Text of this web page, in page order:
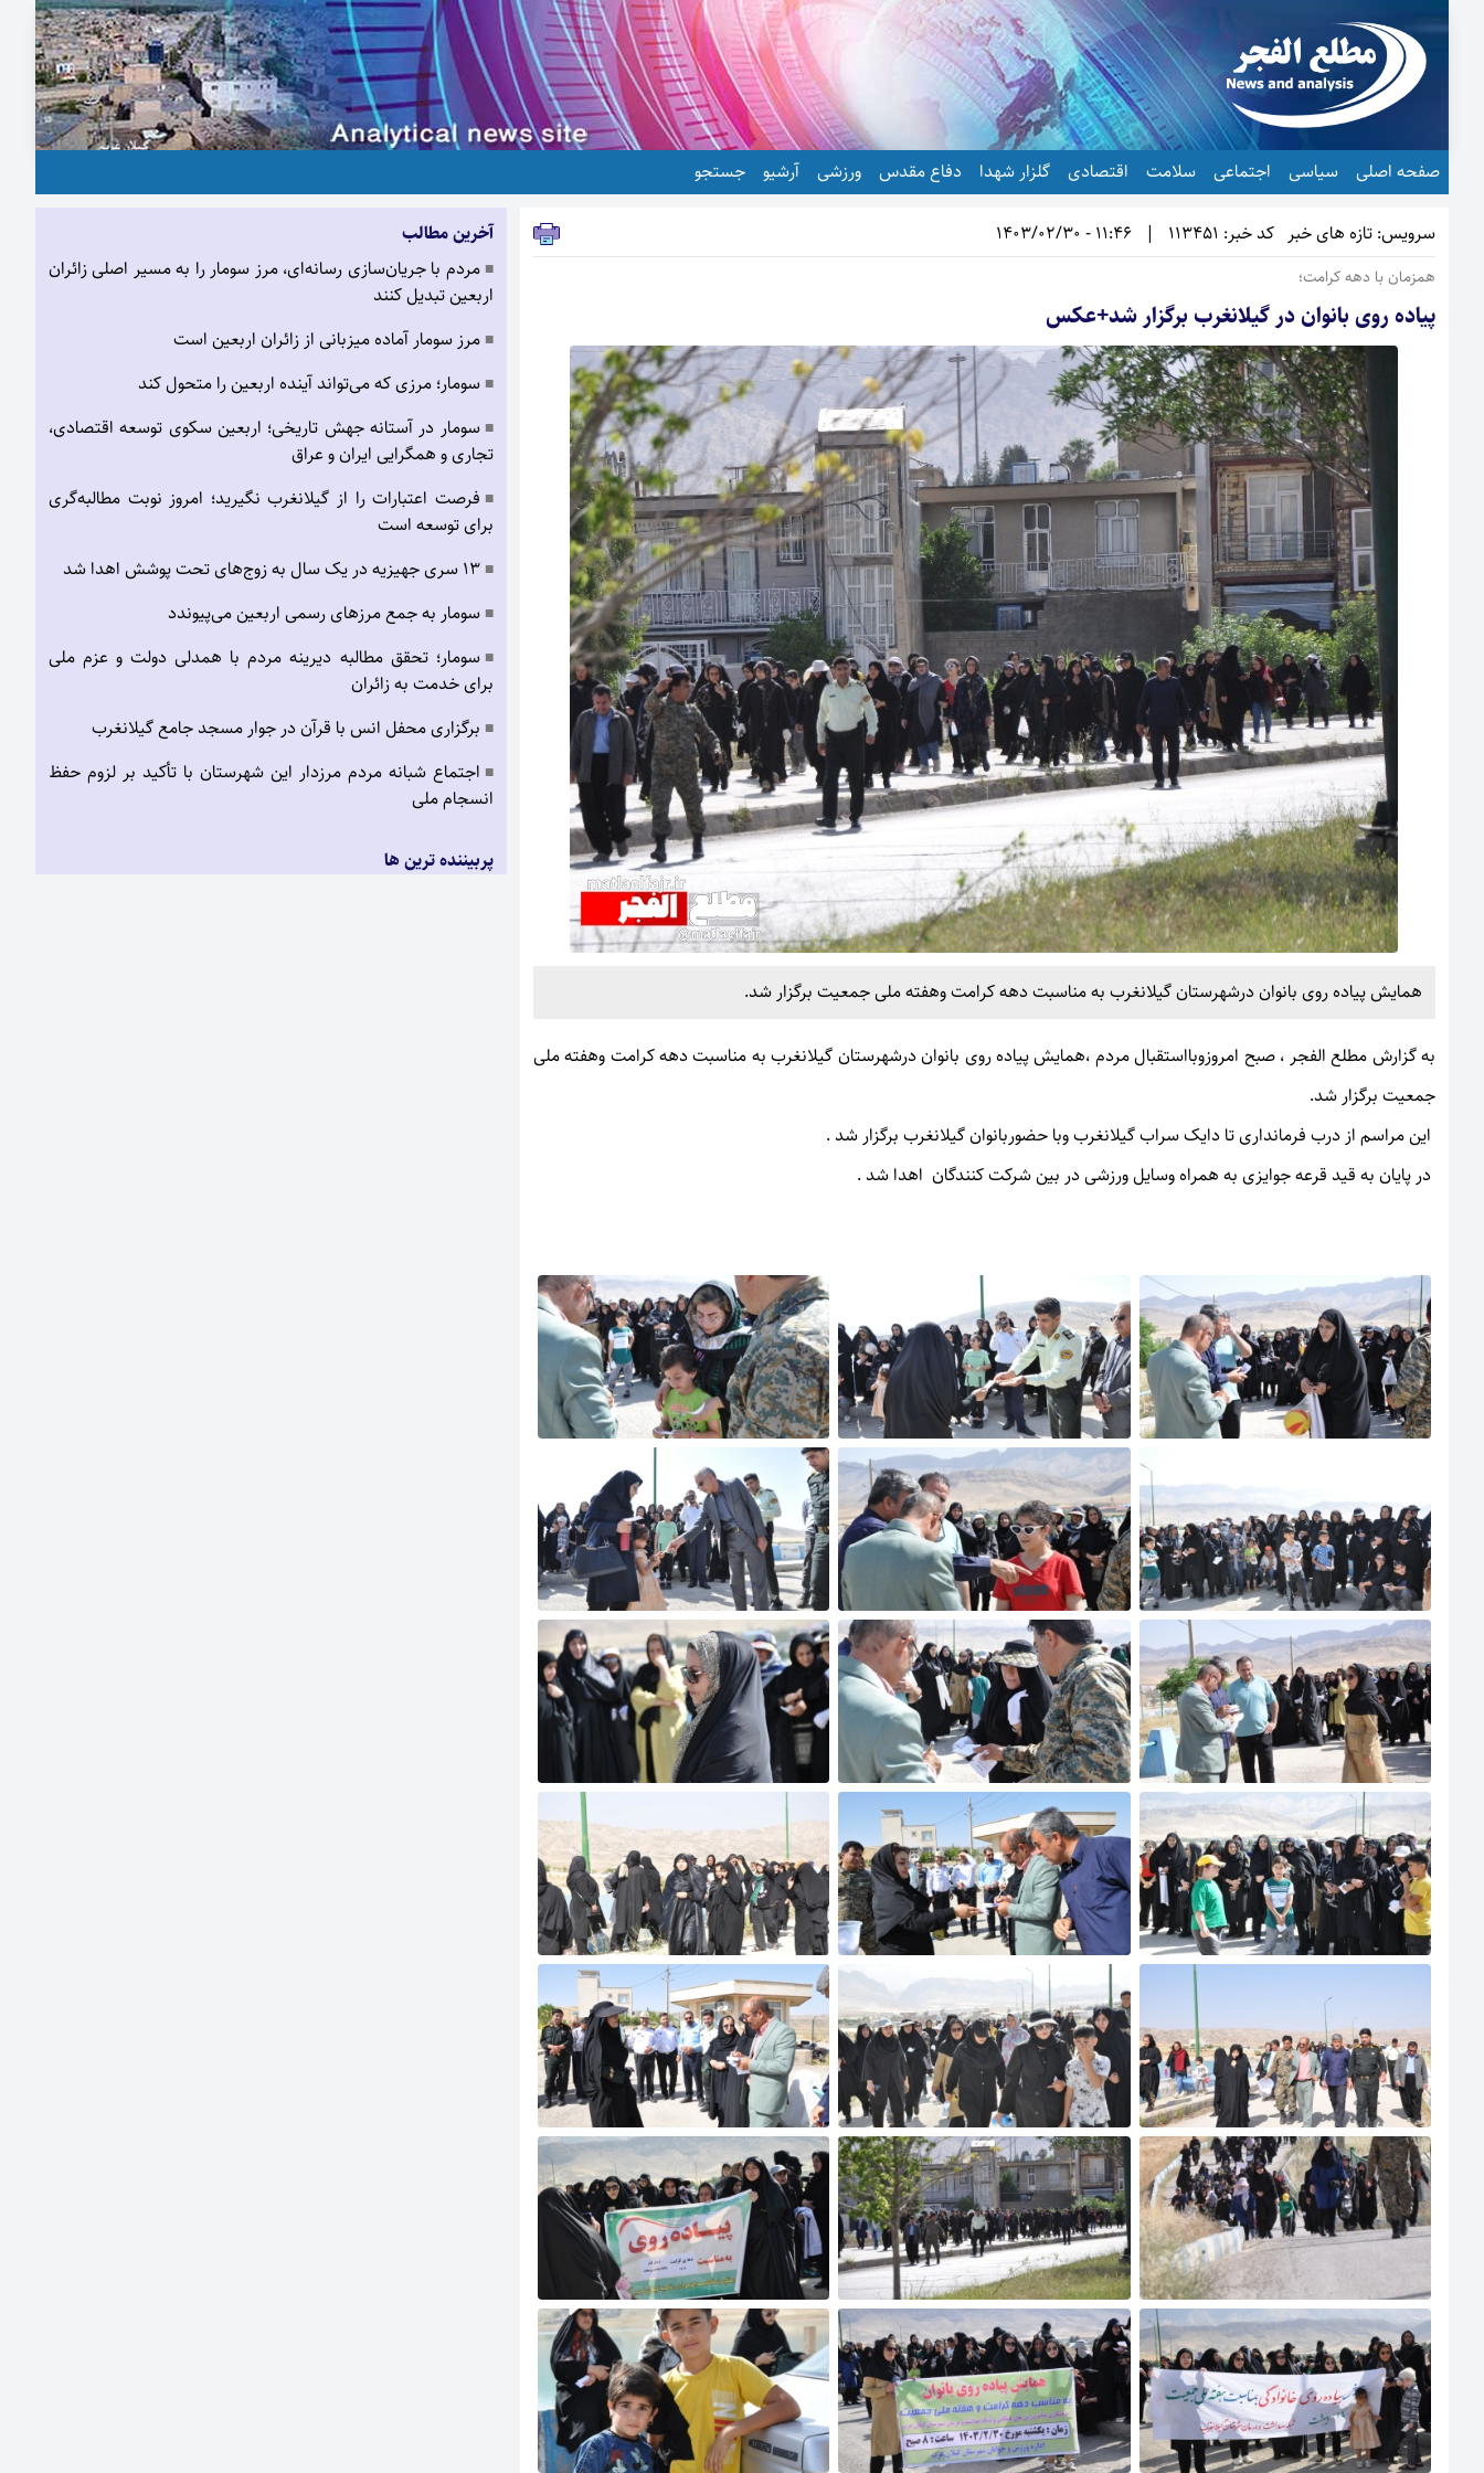
صفحه اصلی سیاسی اجتماعی سلامت اقتصادی گلزار شهدا دفاع مقدس ورزشی آرشیو جستجو
سرویس: تازه های خبر کد خبر: 113451 |
11:46 - 1403/02/30
همزمان با دهه کرامت؛
پیاده روی بانوان در گیلانغرب برگزار شد+عکس
همایش پیاده روی بانوان درشهرستان گیلانغرب به مناسبت دهه کرامت وهفته ملی جمعیت برگزار شد.
به گزارش مطلع الفجر ، صبح امروزوبااستقبال مردم ،همایش پیاده روی بانوان درشهرستان گیلانغرب به مناسبت دهه کرامت وهفته ملی
جمعیت برگزار شد.
این مراسم از درب فرمانداری تا دایک سراب گیلانغرب وبا حضوربانوان گیلانغرب برگزار شد .
در پایان به قید قرعه جوایزی به همراه وسایل ورزشی در بین شرکت کنندگان اهدا شد .
آخرین مطالب
■ مردم با جریان‌سازی رسانه‌ای، مرز سومار را به مسیر اصلی زائران
اربعین تبدیل کنند
■ مرز سومار آماده میزبانی از زائران اربعین است
■ سومار؛ مرزی که می‌تواند آینده اربعین را متحول کند
■ سومار در آستانه جهش تاریخی؛ اربعین سکوی توسعه اقتصادی،
تجاری و همگرایی ایران و عراق
■ فرصت اعتبارات را از گیلانغرب نگیرید؛ امروز نوبت مطالبه‌گری
برای توسعه است
■ ۱۳ سری جهیزیه در یک سال به زوج‌های تحت پوشش اهدا شد
■ سومار به جمع مرزهای رسمی اربعین می‌پیوندد
■ سومار؛ تحقق مطالبه دیرینه مردم با همدلی دولت و عزم ملی
برای خدمت به زائران
■ برگزاری محفل انس با قرآن در جوار مسجد جامع گیلانغرب
■ اجتماع شبانه مردم مرزدار این شهرستان با تأکید بر لزوم حفظ
انسجام ملی
پربیننده ترین ها